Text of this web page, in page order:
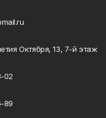
Октября, 13, 7-й этаж
02
89